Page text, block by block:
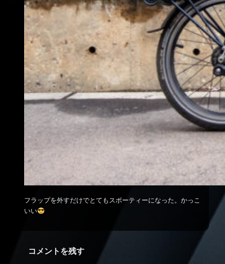
フラップを外すだけでとてもスポーティーになった。かっこ
いい
コメントを残す